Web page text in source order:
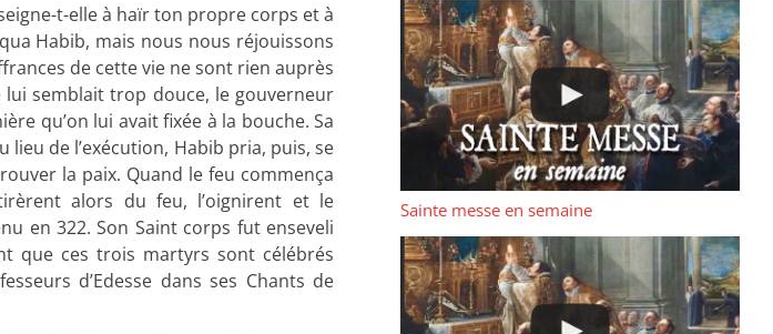
t-elle à haïr ton propre corps et à
Habib, mais nous nous réjouissons
de cette vie ne sont rien auprès
semblait trop douce, le gouverneur
qu’on lui avait fixée à la bouche. Sa
de l’exécution, Habib pria, puis, se
la paix. Quand le feu commença
alors du feu, l’oignirent et le
en 322. Son Saint corps fut enseveli
que ces trois martyrs sont célébrés
d’Edesse dans ses Chants de
Sainte messe en semaine